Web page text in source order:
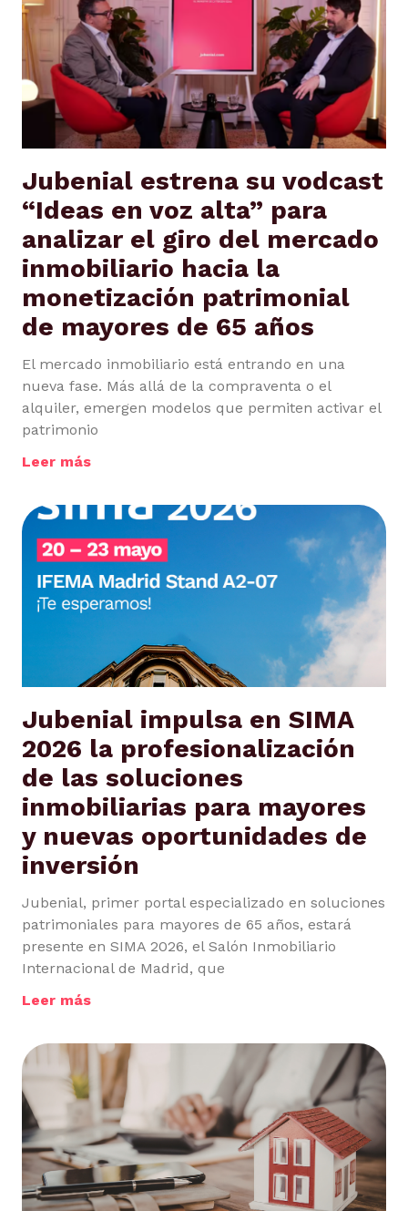
Jubenial estrena su vodcast
“Ideas en voz alta” para
analizar el giro del mercado
inmobiliario hacia la
monetización patrimonial
de mayores de 65 años
El mercado inmobiliario está entrando en una
nueva fase. Más allá de la compraventa o el
alquiler, emergen modelos que permiten activar el
patrimonio
Leer más
Jubenial impulsa en SIMA
2026 la profesionalización
de las soluciones
inmobiliarias para mayores
y nuevas oportunidades de
inversión
Jubenial, primer portal especializado en soluciones
patrimoniales para mayores de 65 años, estará
presente en SIMA 2026, el Salón Inmobiliario
Internacional de Madrid, que
Leer más